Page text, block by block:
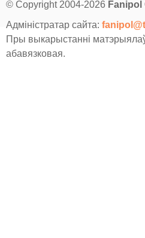
© Copyright 2004-2026 Fanipol
Адміністратар сайта:
Пры выкарыстанні
абавязковая.